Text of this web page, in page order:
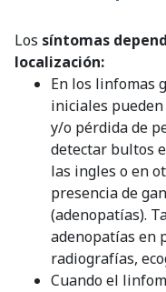
Los síntomas
localización:
En los linfomas
iniciales
y/o pérdida de
detectar bultos
las ingles o en
presencia de
(adenopatías).
adenopatías en
radiografías,
Cuando el